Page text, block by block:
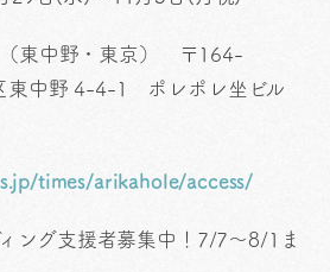
東中野・東京） 〒164-
中野 4-4-1 ポレポレ坐ビル
times/arikahole/access/
ング支援者募集中！7/7～8/1ま